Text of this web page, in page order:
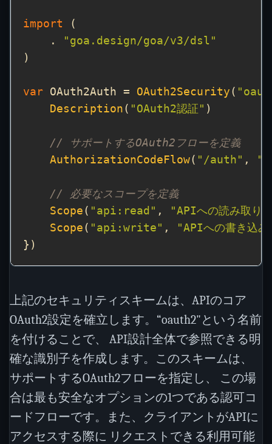
import
    .
"goa.design/goa/v3/dsl"
var OAuth2Auth = OAuth2Security (
Description ( "OAuth2認証"
// サポートするOAuth2フローを定義
AuthorizationCodeFlow( "/auth" , "/
// 必要なスコープを定義
Scope ( "api:read" ,
"APIへの読み取り
Scope ( "api:write" ,
"APIへの書き込
上記のセキュリティスキームは、APIのコア
OAuth2設定を確立します。“oauth2"という名前
を付けることで、 API設計全体で参照できる明
確な識別子を作成します。このスキームは、
サポートするOAuth2フローを指定し、 この場
合は最も安全なオプションの1つである認可コ
ードフローです。また、クライアントがAPIに
アクセスする際に リクエストできる利用可能